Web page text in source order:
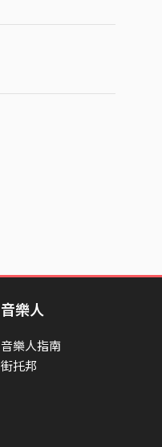
音樂人
音樂人指南
街托邦